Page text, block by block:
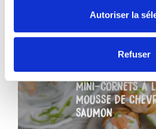
Autoriser la
Refuser
MINI-CORNETS À
MOUSSE DE
SAUMON